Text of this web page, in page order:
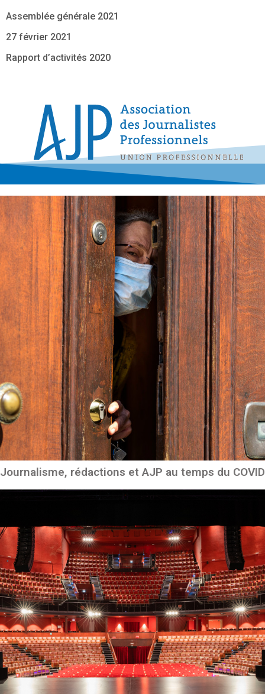
Assemblée générale 2021
27 février 2021
Rapport d’activités 2020
Journalisme, rédactions et AJP au temps du COVID